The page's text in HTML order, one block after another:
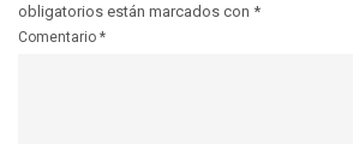
obligatorios están marcados con *
Comentario *